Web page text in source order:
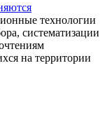
технологии
систематизации
на территории